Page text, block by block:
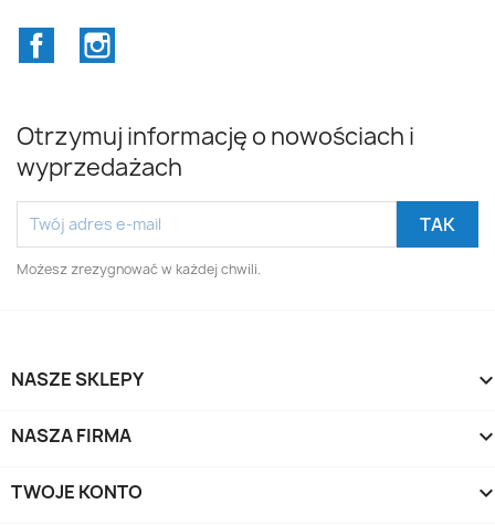
Facebook
Otrzymuj informację o nowościach i
wyprzedażach
Możesz zrezygnować w każdej chwili.
NASZE SKLEPY
NASZA FIRMA
TWOJE KONTO